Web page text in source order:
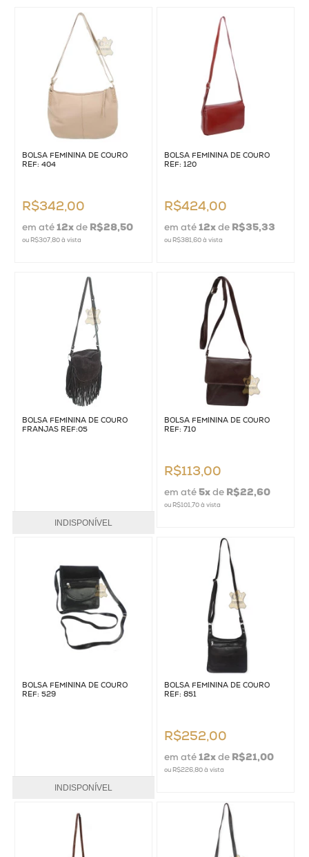
BOLSA FEMININA DE COURO
REF: 404
R$342,00
em até 12xde R$28,50
ou R$307,80à vista
BOLSA FEMININA DE COURO
REF: 120
R$424,00
em até 12xde R$35,33
ou R$381,60à vista
BOLSA FEMININA DE COURO
FRANJAS REF:05
INDISPONÍVEL
BOLSA FEMININA DE COURO
REF: 710
R$113,00
em até 5xde R$22,60
ou R$101,70à vista
BOLSA FEMININA DE COURO
REF: 529
INDISPONÍVEL
BOLSA FEMININA DE COURO
REF: 851
R$252,00
em até 12xde R$21,00
ou R$226,80à vista